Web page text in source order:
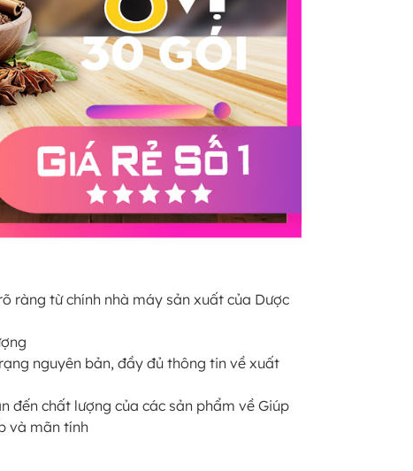
ràng từ chính nhà máy sản xuất của Dược
nguyên bản, đầy đủ thông tin về xuất
đến chất lượng của các sản phẩm về Giúp
và mãn tính